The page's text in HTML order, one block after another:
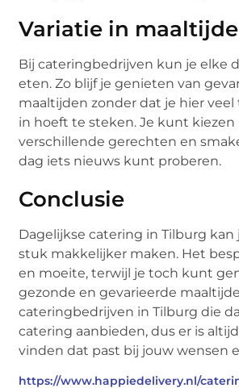
Variatie in
Bij cateringbedrijven kun je elke
eten. Zo blijf je genieten van
maaltijden zonder dat je hier
in hoeft te steken. Je kunt kiezen
verschillende gerechten en
dag iets nieuws kunt proberen.
Conclusie
Dagelijkse catering in Tilburg kan
stuk makkelijker maken. Het
en moeite, terwijl je toch kunt
gezonde en gevarieerde
cateringbedrijven in Tilburg die
catering aanbieden, dus er is
vinden dat past bij jouw wensen
https://www.happiedelivery.nl/